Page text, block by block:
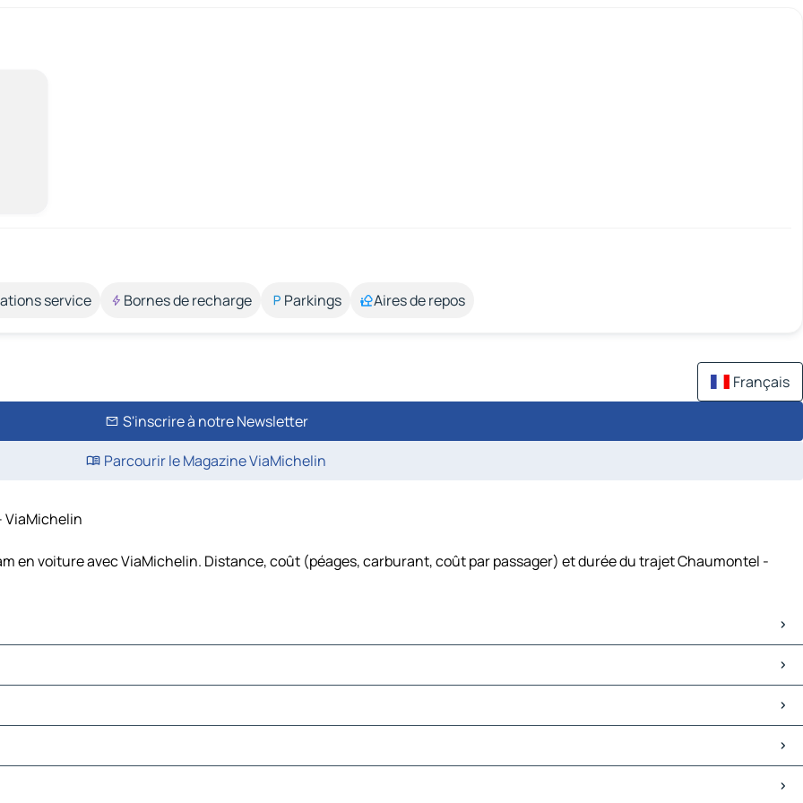
service Bornes de recharge Parkings Aires de repos
Français
S'inscrire à notre Newsletter
Parcourir le Magazine ViaMichelin
ViaMichelin
en voiture avec ViaMichelin. Distance, coût (péages, carburant, coût par passager) et durée du trajet Chaumontel -